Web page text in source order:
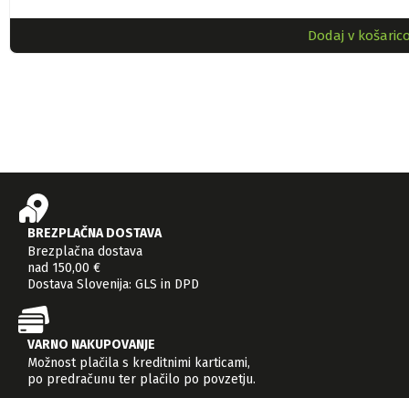
Dodaj v
BREZPLAČNA DOSTAVA
Brezplačna dostava
nad 150,00 €
Dostava Slovenija: GLS in DPD
VARNO NAKUPOVANJE
Možnost plačila s kreditnimi karticami,
po predračunu ter plačilo po povzetju.